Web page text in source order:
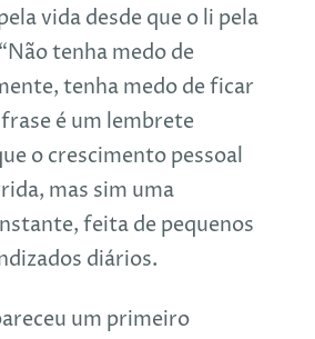
vida desde que o li pela
tenha medo de
tenha medo de ficar
frase é um lembrete
o crescimento pessoal
mas sim uma
feita de pequenos
diários.
um primeiro